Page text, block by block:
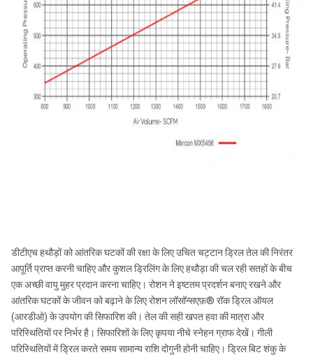
डीटीएच हथौड़ों को आंतरिक घटकों की रक्षा के लिए उचित चट्टान ड्रिल तेल की निरंतर
आपूर्ति प्राप्त करनी चाहिए और कुशल ड्रिलिंग के लिए हथौड़ा की चल रही सतहों के बीच
एक अच्छी वायु मुहर प्रदान करना चाहिए। रोशन ने इष्टतम प्रदर्शन बनाए रखने और
आंतरिक घटकों के जीवन को बढ़ाने के लिए रोशन लॉसॉन्सएफ़® रॉक ड्रिल ऑयल
(आरडीओ) के उपयोग की सिफारिश की। तेल की सही खपत हवा की मात्रा और
परिस्थितियों पर निर्भर है। सिफारिशों के लिए कृपया नीचे स्नेहन ग्राफ देखें। गीली
परिस्थितियों में ड्रिल करते समय सामान्य राशि दोगुनी होनी चाहिए। ड्रिल बिट शंकु के